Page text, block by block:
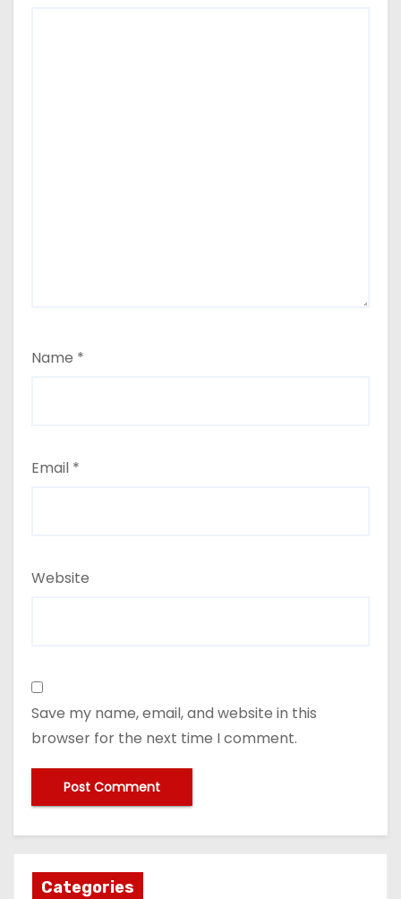
Name *
Email *
Website
Save my name, email, and website in this
browser for the next time I comment.
Categories